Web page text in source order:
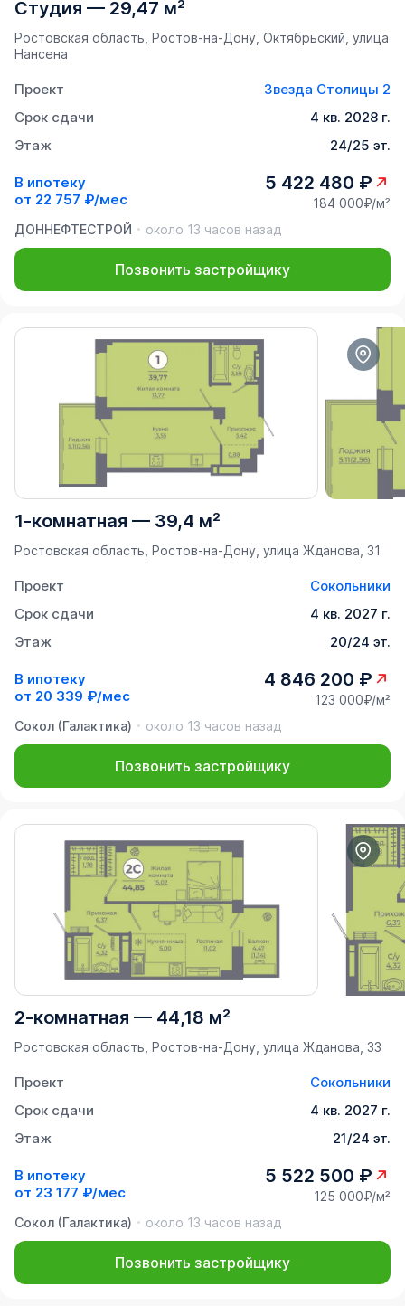
Студия — 29,47 м²
Ростовская область, Ростов-на-Дону, Октябрьский, улица
Нансена
Проект
Звезда Столицы 2
Срок сдачи
4 кв. 2028 г.
Этаж
24/25 эт.
В ипотеку
от 22 757 ₽/мес
5 422 480 ₽
184 000₽/м²
ДОННЕФТЕСТРОЙ
около 13 часов назад
Позвонить застройщику
1-комнатная — 39,4 м²
Ростовская область, Ростов-на-Дону, улица Жданова, 31
Проект
Сокольники
Срок сдачи
4 кв. 2027 г.
Этаж
20/24 эт.
В ипотеку
от 20 339 ₽/мес
4 846 200 ₽
123 000₽/м²
Сокол (Галактика)
около 13 часов назад
Позвонить застройщику
2-комнатная — 44,18 м²
Ростовская область, Ростов-на-Дону, улица Жданова, 33
Проект
Сокольники
Срок сдачи
4 кв. 2027 г.
Этаж
21/24 эт.
В ипотеку
от 23 177 ₽/мес
5 522 500 ₽
125 000₽/м²
Сокол (Галактика)
около 13 часов назад
Позвонить застройщику